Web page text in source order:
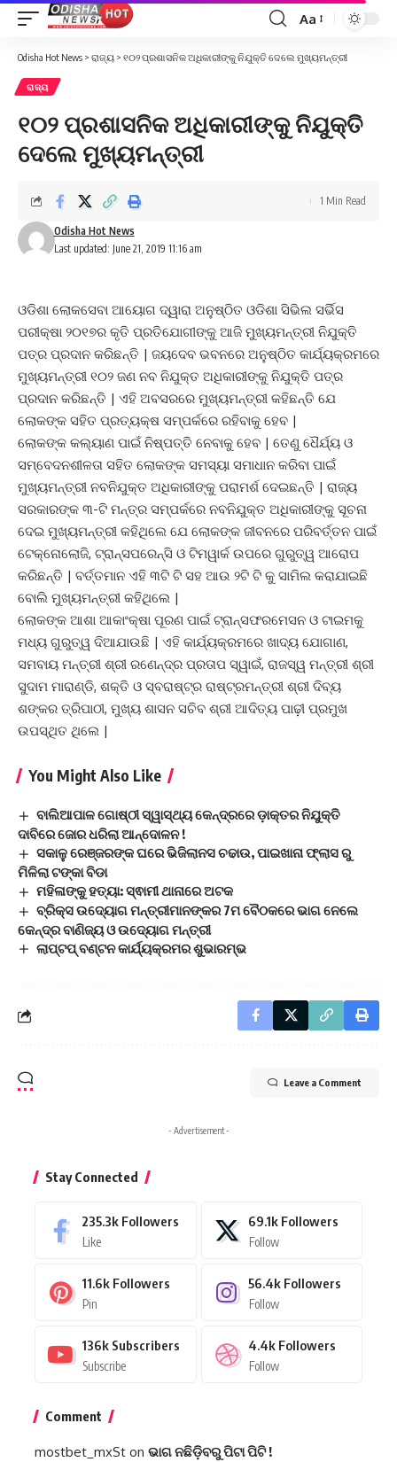
Font
Aa
Odisha Hot News > ରାଜ୍ୟ > ୧୦୨ ପ୍ରଶାସନିକ ଅଧିକାରୀଙ୍କୁ ନିଯୁକ୍ତି ଦେଲେ ମୁଖ୍ୟମନ୍ତ୍ରୀ
ରାଜ୍ୟ
୧୦୨ ପ୍ରଶାସନିକ ଅଧିକାରୀଙ୍କୁ ନିଯୁକ୍ତି
ଦେଲେ ମୁଖ୍ୟମନ୍ତ୍ରୀ
Last updated: June 21, 2019 11:16 am
Odisha Hot News
1 Min Read
ଓଡିଶା ଲୋକସେବା ଆୟୋଗ ଦ୍ୱାରା ଅନୁଷ୍ଠିତ ଓଡିଶା ସିଭିଲ ସର୍ଭିସ
ପରୀକ୍ଷା ୨୦୧୭ର କୃତି ପ୍ରତିଯୋଗୀଙ୍କୁ ଆଜି ମୁଖ୍ୟମନ୍ତ୍ରୀ ନିଯୁକ୍ତି
ପତ୍ର ପ୍ରଦାନ କରିଛନ୍ତି | ଜୟଦେବ ଭବନରେ ଅନୁଷ୍ଠିତ କାର୍ଯ୍ୟକ୍ରମରେ
ମୁଖ୍ୟମନ୍ତ୍ରୀ ୧୦୨ ଜଣ ନବ ନିଯୁକ୍ତ ଅଧିକାରୀଙ୍କୁ ନିଯୁକ୍ତି ପତ୍ର
ପ୍ରଦାନ କରିଛନ୍ତି | ଏହି ଅବସରରେ ମୁଖ୍ୟମନ୍ତ୍ରୀ କହିଛନ୍ତି ଯେ
ଲୋକଙ୍କ ସହିତ ପ୍ରତ୍ୟକ୍ଷ ସମ୍ପର୍କରେ ରହିବାକୁ ହେବ |
ଲୋକଙ୍କ କଲ୍ୟାଣ ପାଇଁ ନିଷ୍ପତ୍ତି ନେବାକୁ ହେବ | ତେଣୁ ଧୈର୍ଯ୍ୟ ଓ
ସମ୍ବେଦନଶୀଳତା ସହିତ ଲୋକଙ୍କ ସମସ୍ୟା ସମାଧାନ କରିବା ପାଇଁ
ମୁଖ୍ୟମନ୍ତ୍ରୀ ନବନିଯୁକ୍ତ ଅଧିକାରୀଙ୍କୁ ପରାମର୍ଶ ଦେଇଛନ୍ତି | ରାଜ୍ୟ
ସରକାରଙ୍କ ୩-ଟି ମନ୍ତ୍ର ସମ୍ପର୍କରେ ନବନିଯୁକ୍ତ ଅଧିକାରୀଙ୍କୁ ସୂଚନା
ଦେଇ ମୁଖ୍ୟମନ୍ତ୍ରୀ କହିଥିଲେ ଯେ ଲୋକଙ୍କ ଜୀବନରେ ପରିବର୍ତ୍ତନ ପାଇଁ
ଟେକ୍ନୋଲୋଜି, ଟ୍ରାନ୍ସପରେନ୍ସି ଓ ଟିମୱାର୍କ ଉପରେ ଗୁରୁତ୍ୱ ଆରୋପ
କରିଛନ୍ତି | ବର୍ତ୍ତମାନ ଏହି ୩ଟି ଟି ସହ ଆଉ ୨ଟି ଟି କୁ ସାମିଲ କରାଯାଇଛି
ବୋଲି ମୁଖ୍ୟମନ୍ତ୍ରୀ କହିଥିଲେ |
ଲୋକଙ୍କ ଆଶା ଆକାଂକ୍ଷା ପୂରଣ ପାଇଁ ଟ୍ରାନ୍ସଫରମେସନ ଓ ଟାଇମକୁ
ମଧ୍ୟ ଗୁରୁତ୍ୱ ଦିଆଯାଉଛି | ଏହି କାର୍ଯ୍ୟକ୍ରମରେ ଖାଦ୍ୟ ଯୋଗାଣ,
ସମବାୟ ମନ୍ତ୍ରୀ ଶ୍ରୀ ରଣେନ୍ଦ୍ର ପ୍ରତାପ ସ୍ୱାଇଁ, ରାଜସ୍ୱ ମନ୍ତ୍ରୀ ଶ୍ରୀ
ସୁଦାମ ମାରାଣ୍ଡି, ଶକ୍ତି ଓ ସ୍ବରାଷ୍ଟ୍ର ରାଷ୍ଟ୍ରମନ୍ତ୍ରୀ ଶ୍ରୀ ଦିବ୍ୟ
ଶଙ୍କର ତ୍ରିପାଠୀ, ମୁଖ୍ୟ ଶାସନ ସଚିବ ଶ୍ରୀ ଆଦିତ୍ୟ ପାଢ଼ୀ ପ୍ରମୁଖ
ଉପସ୍ଥିତ ଥିଲେ |
You Might Also Like
ବାଲିଆପାଳ ଗୋଷ୍ଠୀ ସ୍ୱାସ୍ଥ୍ୟ କେନ୍ଦ୍ରରେ ଡ଼ାକ୍ତର ନିଯୁକ୍ତି
ଦାବିରେ ଜୋର ଧରିଲା ଆନ୍ଦୋଳନ !
ସକାଳୁ ରେଞ୍ଜରଙ୍କ ଘରେ ଭିଜିଲାନସ ଚଢାଉ, ପାଇଖାନା ଫ୍ଲାସ ରୁ
ମିଳିଲା ଟଙ୍କା ବିଡା
ମହିଳାଙ୍କୁ ହତ୍ୟା: ସ୍ଵାମୀ ଥାନାରେ ଅଟକ
ବ୍ରିକ୍‌ସ ଉଦ୍ୟୋଗ ମନ୍ତ୍ରୀମାନଙ୍କର 7ମ ବୈଠକରେ ଭାଗ ନେଲେ
କେନ୍ଦ୍ର ବାଣିଜ୍ୟ ଓ ଉଦ୍ୟୋଗ ମନ୍ତ୍ରୀ
ଲାପ୍‌ଟପ୍‌ ବଣ୍ଟନ କାର୍ଯ୍ୟକ୍ରମର ଶୁଭାରମ୍ଭ
Leave a Comment
- Advertisement -
Stay Connected
235.3k Followers
Like
69.1k Followers
Follow
11.6k Followers
Pin
56.4k Followers
Follow
136k Subscribers
Subscribe
4.4k Followers
Follow
Comment
mostbet_mxSt on ଭାଗ ନଛିଡ଼ିବରୁ ପିଟା ପିଟି !